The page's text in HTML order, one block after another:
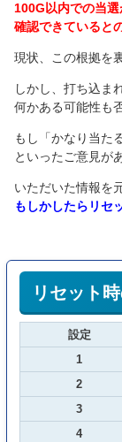
100G以内での当選
確認できていると
現状、この根拠を
しかし、打ち込ま
何かある可能性も
もし「かなり当た
といったご意見が
いただいた情報を
もしかしたらリセ
リセット
設定
1
2
3
4